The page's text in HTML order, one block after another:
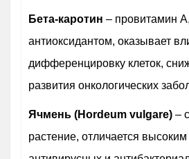
Бета-каротин – провитамин
антиоксидантом, оказывает
дифференцировку клеток,
развития онкологических
Ячмень (Hordeum vulgare) –
растение, отличается